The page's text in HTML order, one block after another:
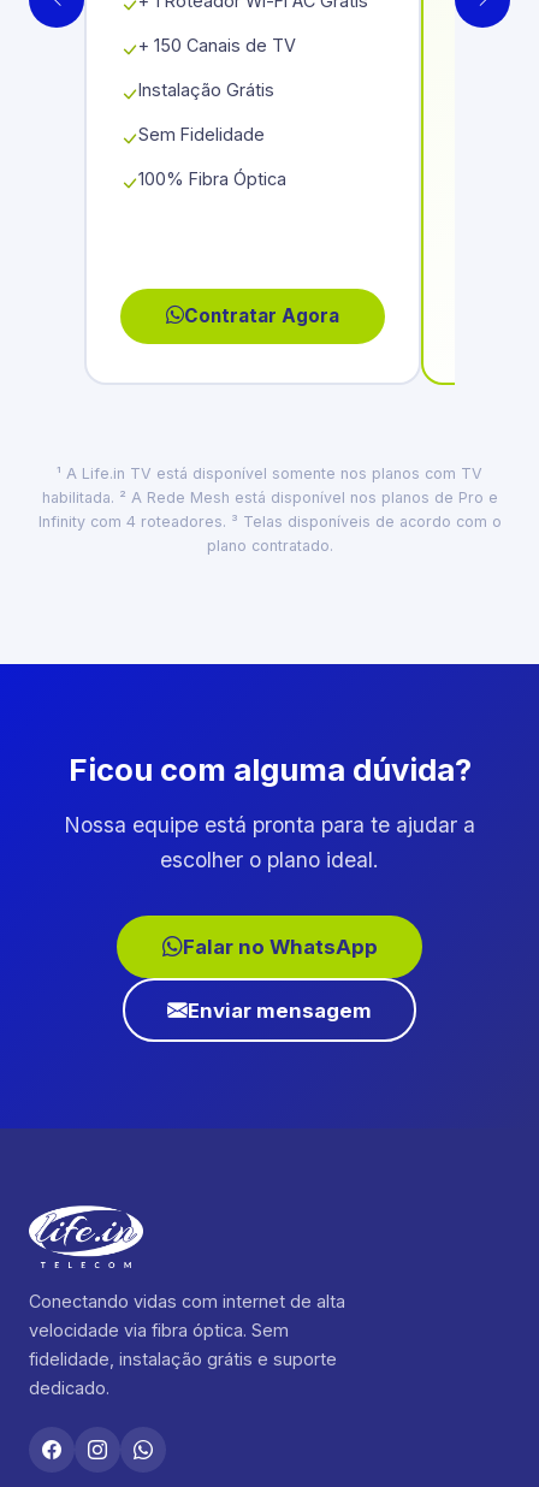
+ 150 Canais de TV
Instalação Grátis
Sem Fidelidade
100% Fibra Óptica
Contratar Agora
¹ A Life.in TV está disponível somente nos planos com TV
habilitada. ² A Rede Mesh está disponível nos planos de Pro e
Infinity com 4 roteadores. ³ Telas disponíveis de acordo com o
plano contratado.
Ficou com alguma dúvida?
Nossa equipe está pronta para te ajudar a
escolher o plano ideal.
Falar no WhatsApp
Enviar mensagem
Conectando vidas com internet de alta
velocidade via fibra óptica. Sem
fidelidade, instalação grátis e suporte
dedicado.